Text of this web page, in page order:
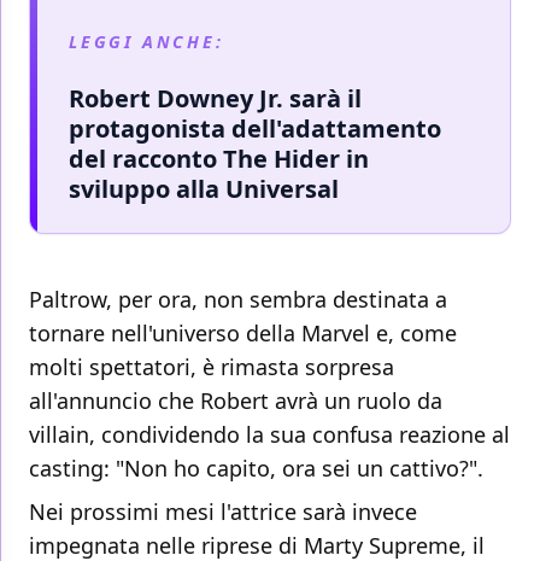
LEGGI ANCHE:
Robert Downey Jr. sarà il
protagonista dell'adattamento
del racconto The Hider in
sviluppo alla Universal
Paltrow, per ora, non sembra destinata a
tornare nell'universo della Marvel e, come
molti spettatori, è rimasta sorpresa
all'annuncio che Robert avrà un ruolo da
villain, condividendo la sua confusa reazione al
casting: "Non ho capito, ora sei un cattivo?".
Nei prossimi mesi l'attrice sarà invece
impegnata nelle riprese di Marty Supreme, il